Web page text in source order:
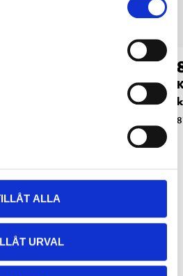
ALLA
URVAL
Inslagsverktyg för
produkter